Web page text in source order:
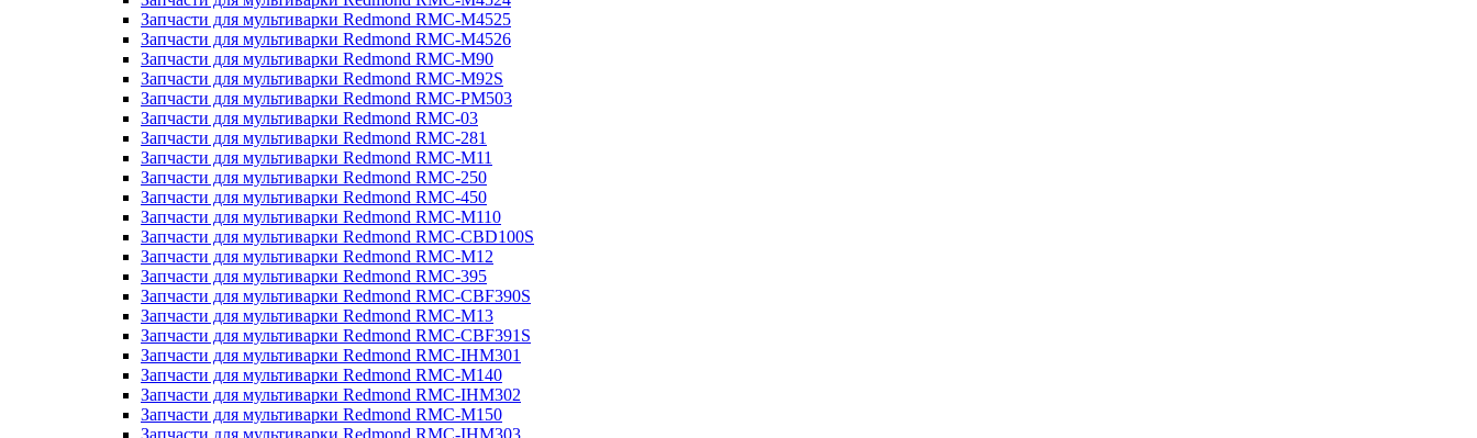
Запчасти для мультиварки Redmond RMC-M4525
Запчасти для мультиварки Redmond RMC-M4526
Запчасти для мультиварки Redmond RMC-M90
Запчасти для мультиварки Redmond RMC-M92S
Запчасти для мультиварки Redmond RMC-PM503
Запчасти для мультиварки Redmond RMC-03
Запчасти для мультиварки Redmond RMC-281
Запчасти для мультиварки Redmond RMC-M11
Запчасти для мультиварки Redmond RMC-250
Запчасти для мультиварки Redmond RMC-450
Запчасти для мультиварки Redmond RMC-M110
Запчасти для мультиварки Redmond RMC-CBD100S
Запчасти для мультиварки Redmond RMC-M12
Запчасти для мультиварки Redmond RMC-395
Запчасти для мультиварки Redmond RMC-CBF390S
Запчасти для мультиварки Redmond RMC-M13
Запчасти для мультиварки Redmond RMC-CBF391S
Запчасти для мультиварки Redmond RMC-IHM301
Запчасти для мультиварки Redmond RMC-M140
Запчасти для мультиварки Redmond RMC-IHM302
Запчасти для мультиварки Redmond RMC-M150
Запчасти для мультиварки Redmond RMC-IHM303